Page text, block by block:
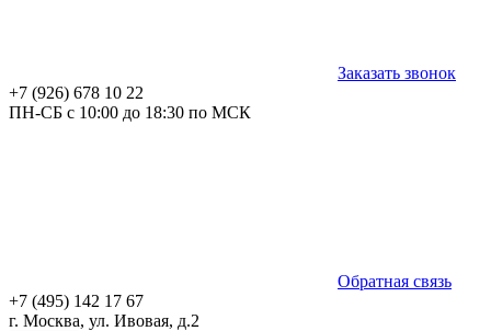
Заказать звонок
+7 (926) 678 10 22
ПН-СБ с 10:00 до 18:30 по МСК
Обратная связь
+7 (495) 142 17 67
г. Москва, ул. Ивовая, д.2